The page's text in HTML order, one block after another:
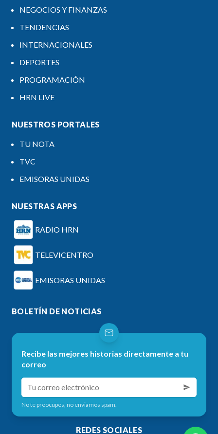
NEGOCIOS Y FINANZAS
TENDENCIAS
INTERNACIONALES
DEPORTES
PROGRAMACIÓN
HRN LIVE
NUESTROS PORTALES
TU NOTA
TVC
EMISORAS UNIDAS
NUESTRAS APPS
RADIO HRN
TELEVICENTRO
EMISORAS UNIDAS
BOLETÍN DE NOTICIAS
Recibe las mejores historias directamente a tu
correo
No te preocupes, no enviamos spam.
REDES SOCIALES